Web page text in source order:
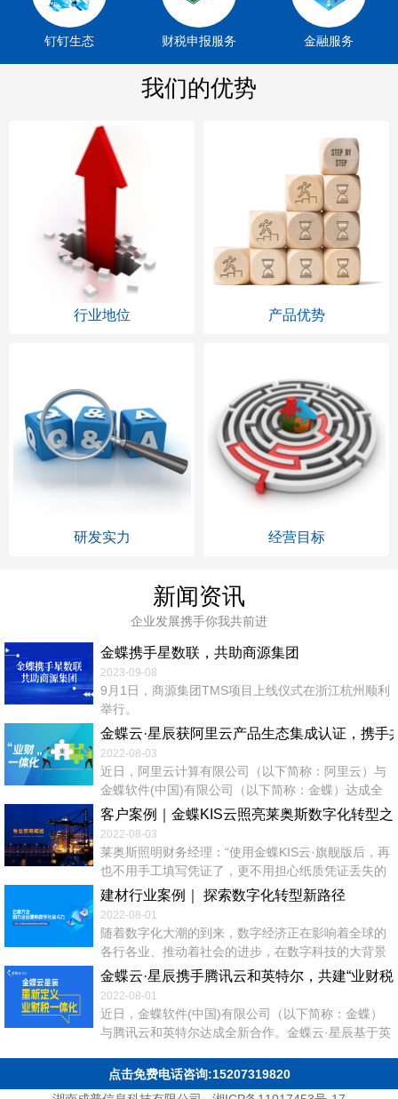
钉钉生态 财税申报服务 金融服务
我们的优势
行业地位 产品优势
研发实力 经营目标
新闻资讯
企业发展携手你我共前进
金蝶携手星数联，共助商源集团
2023-09-08
9月1日，商源集团TMS项目上线仪式在浙江杭州顺利
举行。
金蝶云·星辰获阿里云产品生态集成认证，携手
2022-08-03
近日，阿里云计算有限公司（以下简称：阿里云）与
金蝶软件(中国)有限公司（以下简称：金蝶）达成全
新合作，金蝶旗下小微企业SaaS管理云金蝶云·星
辰、金蝶精斗云分别通过阿里云数据库产品集成认证
测试，获得阿里云产品生态集成认证。双方携手致力
于打造领先的业财税云服务生态，助力小微企业实
来，作为...
客户案例｜金蝶KIS云照亮莱奥斯数字化转型之
2022-08-03
莱奥斯照明财务经理：“使用金蝶KIS云·旗舰版后，再
也不用手工填写凭证了，更不用担心纸质凭证丢失的
问题，在系统中录制好记账凭证，可以自动生成各类
账簿和报表，记账查账工作效率提高了一倍。” 客户
简介 河北莱奥斯照明科技有限公司，总部坐落在京津
冀协同发展地区的河北省会石家庄，公司以技术为依
售高品质的绿色节能...
建材行业案例｜ 探索数字化转型新路径
2022-08-01
随着数字化大潮的到来，数字经济正在影响着全球的
各行各业、推动着社会的进步，在数字科技的大背景
下，全行业的数字化转型已经成为产业发展的必然选
择。 根据新疆当地政策要求，同时为了第一时间响应
和服务客户，河北同邦建材有限公司2017年在新疆昌
吉开始投资新建全资子公司——新疆荣高鸿骏新材料
金蝶云·星辰携手腾讯云和英特尔，共建“业财税
2022-08-01
近日，金蝶软件(中国)有限公司（以下简称：金蝶）
与腾讯云和英特尔达成全新合作。金蝶云·星辰基于英
三方进行联合测试与验证，致力于向小微企业用户提
供高性能、高性价比的云实例选项，携手打造领先的
点击免费电话咨询:15207319820